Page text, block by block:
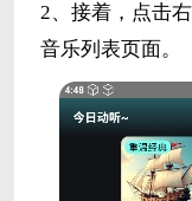
2、接着，点击
音乐列表页面。